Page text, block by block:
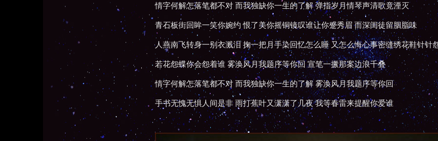
情字何解怎落笔都不对 而我独缺你一生的了解 弹指岁月情琴声清歌竟湮灭
青石板街回眸一笑你婉约 恨了美你摇铜镜叹谁让你蹙秀眉 而深闺徒留胭脂味
人燕南飞转身一别衣溅泪 掬一把月手染回忆怎么睡 又怎么悔心事密缝绣花鞋针针
若花怨蝶你会怨着谁 雾涣风月我题序等你回 宣笔一撅那案边浪千叠
情字何解怎落笔都不对 而我独缺你一生的了解 雾涣风月我题序等你回
手书无愧无惧人间是非 雨打蕉叶又潇潇了几夜 我等春雷来提醒你爱谁